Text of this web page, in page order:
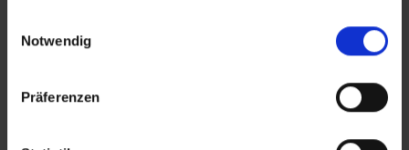
Notwendig
Präferenzen